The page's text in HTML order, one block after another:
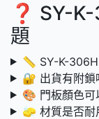
❓ SY-
題
📏 SY-K-306H
🔐 出貨有附鎖
🎨 門板顏色可
🧽 材質是否耐